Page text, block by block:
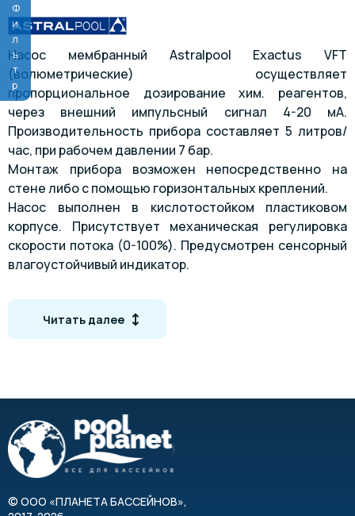
Фильтр
Насос мембранный Astralpool Exactus VFT
(волюметрические) осуществляет
пропорциональное дозирование хим. реагентов,
через внешний импульсный сигнал 4-20 мА.
Производительность прибора составляет 5 литров/
час, при рабочем давлении 7 бар.
Монтаж прибора возможен непосредственно на
стене либо с помощью горизонтальных креплений.
Насос выполнен в кислотостойком пластиковом
корпусе. Присутствует механическая регулировка
скорости потока (0-100%). Предусмотрен сенсорный
влагоустойчивый индикатор.
комплектацию изделия.
Характеристики
Напряжение питания 230 В 50 Гц
Пропорциональное регулирование 4-20 мА
Материалы изготовления: полипропилен, витон,
тефлон, ПВХ
Минимум эксплуатационных расходов
Читать далее
© ООО «ПЛАНЕТА БАССЕЙНОВ»,